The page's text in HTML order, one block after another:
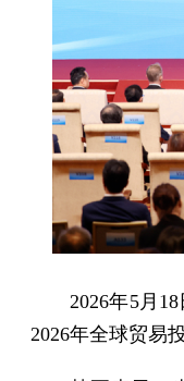
2026年5月
2026年全球贸易